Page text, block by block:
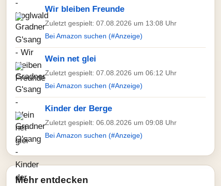
Wir bleiben Freunde
Zuletzt gespielt: 07.08.2026 um 13:08 Uhr
Bei Amazon suchen (#Anzeige)
Wein net glei
Zuletzt gespielt: 07.08.2026 um 06:12 Uhr
Bei Amazon suchen (#Anzeige)
Kinder der Berge
Zuletzt gespielt: 06.08.2026 um 09:08 Uhr
Bei Amazon suchen (#Anzeige)
Mehr entdecken